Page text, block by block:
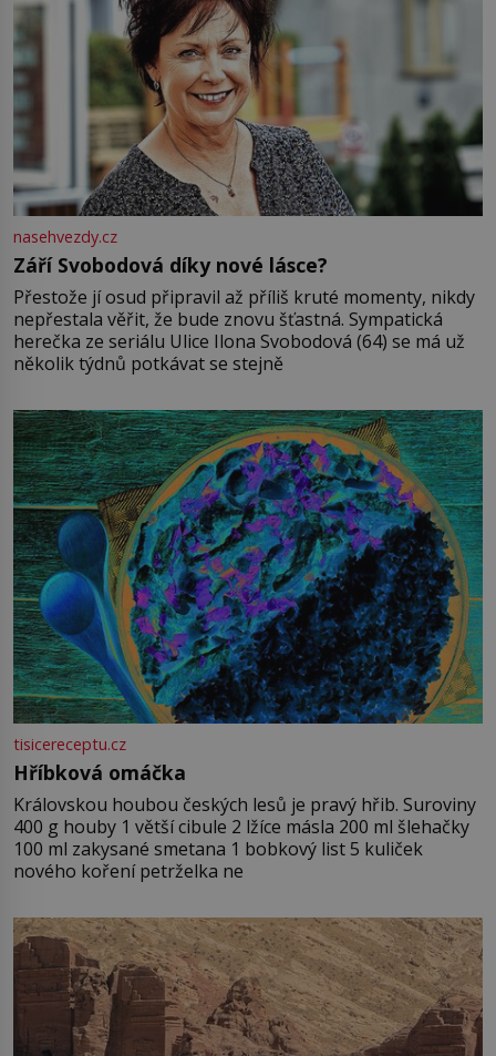
nasehvezdy.cz
Září Svobodová díky nové lásce?
Přestože jí osud připravil až příliš kruté momenty, nikdy
nepřestala věřit, že bude znovu šťastná. Sympatická
herečka ze seriálu Ulice Ilona Svobodová (64) se má už
několik týdnů potkávat se stejně
tisicereceptu.cz
Hříbková omáčka
Královskou houbou českých lesů je pravý hřib. Suroviny
400 g houby 1 větší cibule 2 lžíce másla 200 ml šlehačky
100 ml zakysané smetana 1 bobkový list 5 kuliček
nového koření petrželka ne